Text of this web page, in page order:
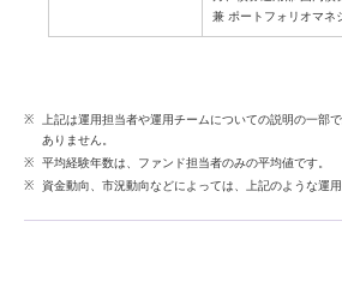
兼 ポートフォリオマネ
上記は運用担当者や運用チームについての説明の一部
ありません。
平均経験年数は、ファンド担当者のみの平均値です。
資金動向、市況動向などによっては、上記のような運